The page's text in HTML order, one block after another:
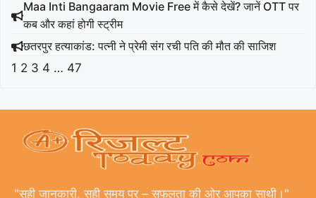
Maa Inti Bangaaram Movie Free में कैसे देखें? जानें OTT पर
कब और कहां होगी स्ट्रीम
छतरपुर हत्याकांड: पत्नी ने प्रेमी संग रची पति की मौत की साजिश
1 2 3 4 … 47
"सही जानकारी, सही समय पर – सफलता की ओर आपका साथी।"